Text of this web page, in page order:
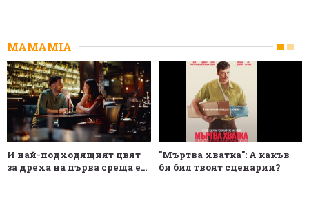
MAMAMIA
И най-подходящият цвят
за дреха на първа среща е...
"Мъртва хватка": А какъв
би бил твоят сценарии?